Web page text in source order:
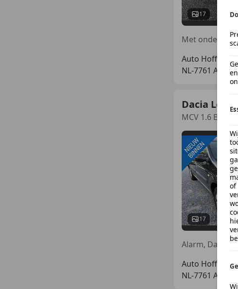
17
Auto Hoff
NL-7761 AJ
Dacia Logan
MCV 1.6
17
Alarm,
Auto Hoff
NL-7761 AJ
of